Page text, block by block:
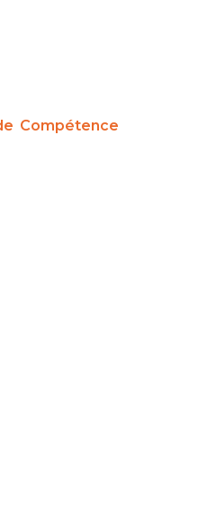
Compétence